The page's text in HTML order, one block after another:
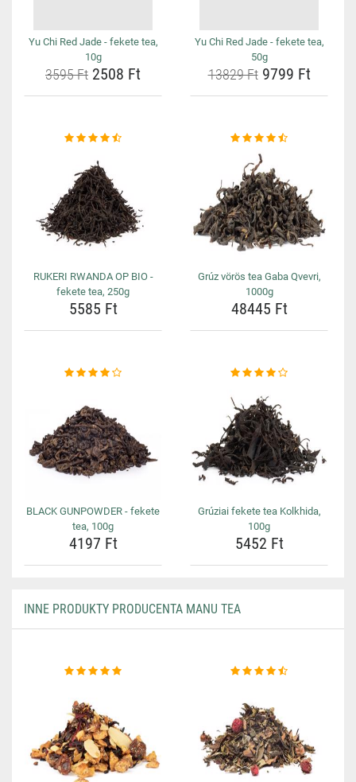
Yu Chi Red Jade - fekete tea,
10g
3595 Ft 2508 Ft
Yu Chi Red Jade - fekete tea,
50g
13829 Ft9799 Ft
RUKERI RWANDA OP BIO -
fekete tea, 250g
5585 Ft
Grúz vörös tea Gaba Qvevri,
1000g
48445 Ft
BLACK GUNPOWDER - fekete
tea, 100g
4197 Ft
Grúziai fekete tea Kolkhida,
100g
5452 Ft
INNE PRODUKTY PRODUCENTA MANU TEA